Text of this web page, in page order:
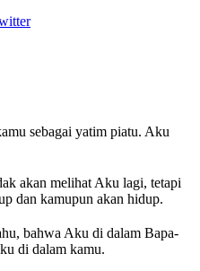
sebagai yatim piatu. Aku
akan melihat Aku lagi, tetapi
dan kamupun akan hidup.
bahwa Aku di dalam Bapa-
di dalam kamu.